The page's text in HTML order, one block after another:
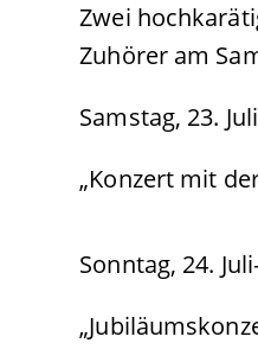
Zwei
Zuhörer am
Samstag, 23.
„Konzert mit
Sonntag, 24.